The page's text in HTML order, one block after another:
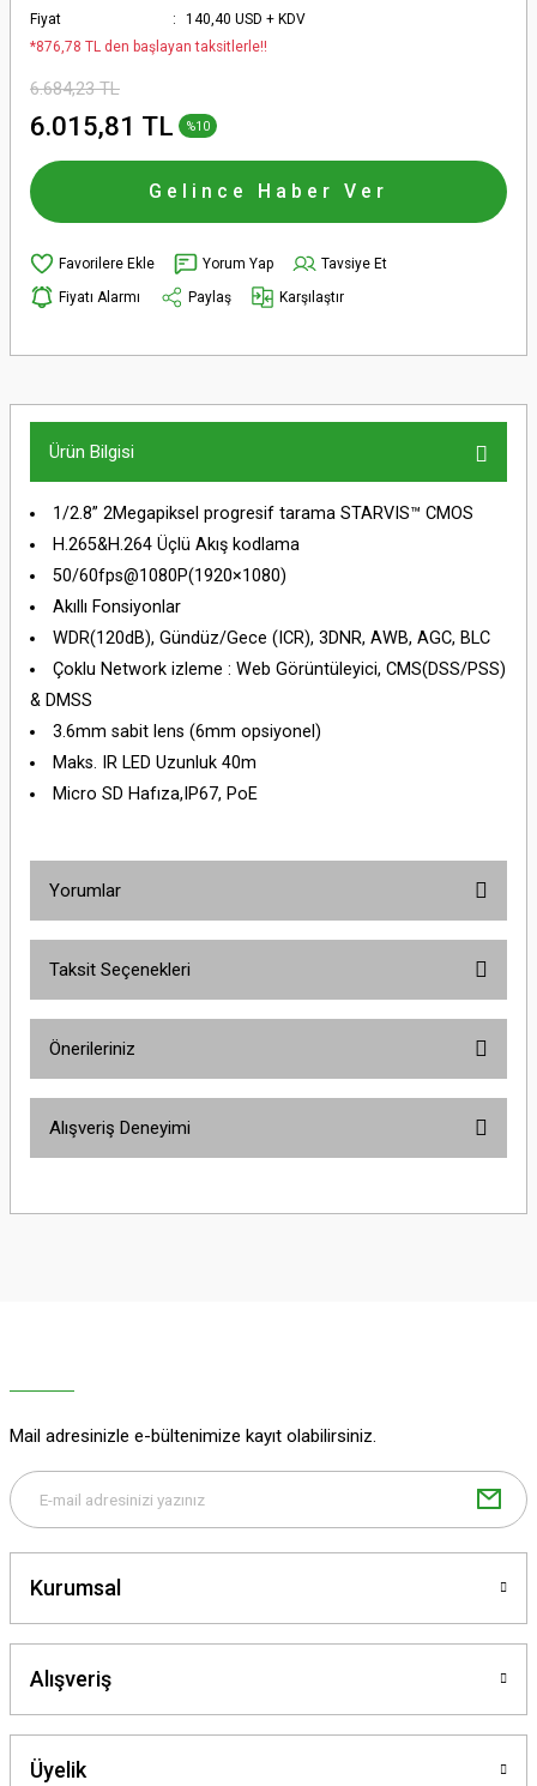
Fiyat
140,40 USD + KDV
*876,78 TL den başlayan taksitlerle!!
6.684,23 TL
6.015,81 TL %10
Gelince Haber Ver
Yorum Yap
Tavsiye Et
Fiyatı Alarmı
Paylaş Karşılaştır
Ürün Bilgisi
1/2.8” 2Megapiksel progresif tarama STARVIS™ CMOS
H.265&H.264 Üçlü Akış kodlama
50/60fps@1080P(1920×1080)
Akıllı Fonsiyonlar
WDR(120dB), Gündüz/Gece (ICR), 3DNR, AWB, AGC, BLC
Çoklu Network izleme : Web Görüntüleyici, CMS(DSS/PSS)
& DMSS
3.6mm sabit lens (6mm opsiyonel)
Maks. IR LED Uzunluk 40m
Micro SD Hafıza,IP67, PoE
Yorumlar
Taksit Seçenekleri
Önerileriniz
yetersiz gördüğünüz noktaları öneri formunu kullanarak tarafımıza
Gönder
Alışveriş Deneyimi
Mail adresinizle e-bültenimize kayıt olabilirsiniz.
Kurumsal
Alışveriş
Üyelik